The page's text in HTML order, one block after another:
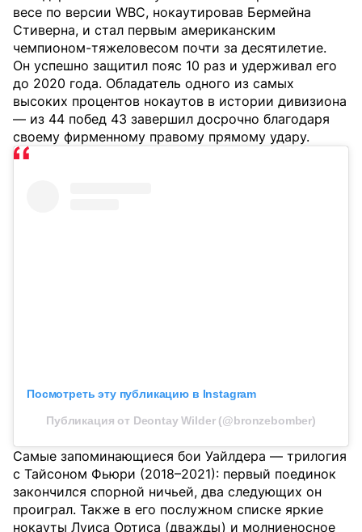
весе по версии WBC, нокаутировав Бермейна
Стиверна, и стал первым американским
чемпионом-тяжеловесом почти за десятилетие.
Он успешно защитил пояс 10 раз и удерживал его
до 2020 года. Обладатель одного из самых
высоких процентов нокаутов в истории дивизиона
— из 44 побед 43 завершил досрочно благодаря
своему фирменному правому прямому удару.
Посмотреть эту публикацию в Instagram
Публикация от Deontay Wilder (@bronzebomber)
Самые запоминающиеся бои Уайлдера — трилогия
с Тайсоном Фьюри (2018–2021): первый поединок
закончился спорной ничьей, два следующих он
проиграл. Также в его послужном списке яркие
нокауты Луиса Ортиса (дважды) и молниеносное